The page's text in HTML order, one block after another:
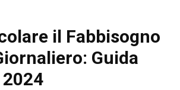
il Fabbisogno
Guida